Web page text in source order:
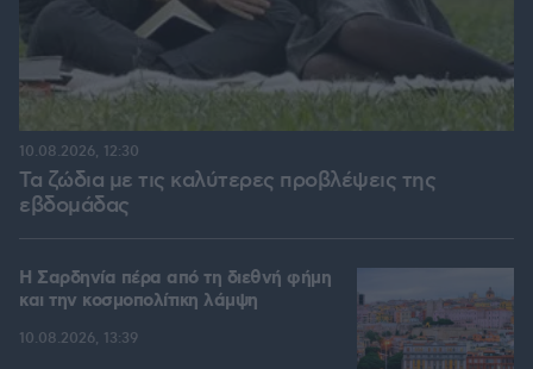
Τα ζώδια με τις καλύτερες προβλέψεις της
εβδομάδας
10.08.2026, 12:30
Η Σαρδηνία πέρα από τη διεθνή φήμη
και την κοσμοπολίτικη λάμψη
10.08.2026, 13:39